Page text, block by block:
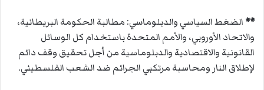
** الضغط السياسي والدبلوماسي: مطالبة الحكومة البريطانية،
والاتحاد الأوروبي، والأمم المتحدة باستخدام كل الوسائل
القانونية والاقتصادية والدبلوماسية من أجل تحقيق وقف دائم
لإطلاق النار ومحاسبة مرتكبي الجرائم ضد الشعب الفلسطيني.